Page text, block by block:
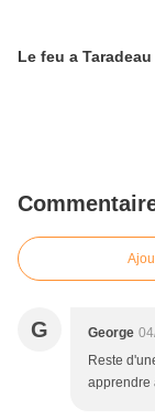
Le feu a Taradeau
G George
Reste
apprendre